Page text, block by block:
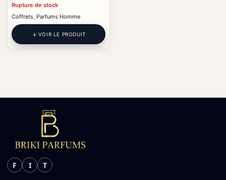
Rupture de stock
Coffrets, Parfums Homme
VOIR LE PRODUIT
F I T